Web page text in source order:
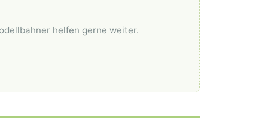
helfen gerne weiter.